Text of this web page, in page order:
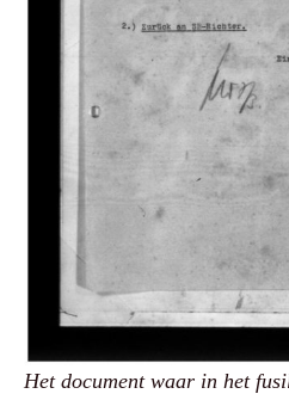
Het document waar in het